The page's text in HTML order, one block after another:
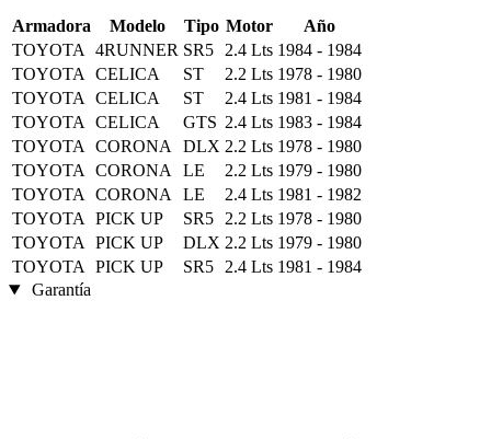
Armadora Modelo Tipo Motor
Año
TOYOTA
4RUNNER SR5 2.4 Lts 1984 - 1984
TOYOTA
CELICA ST 2.2 Lts 1978 - 1980
TOYOTA
CELICA ST 2.4 Lts 1981 - 1984
TOYOTA
CELICA GTS 2.4 Lts 1983 - 1984
TOYOTA
CORONA DLX 2.2 Lts 1978 - 1980
TOYOTA
CORONA LE 2.2 Lts 1979 - 1980
TOYOTA
CORONA LE 2.4 Lts 1981 - 1982
TOYOTA
PICK UP SR5 2.2 Lts 1978 - 1980
TOYOTA
PICK UP DLX 2.2 Lts 1979 - 1980
TOYOTA
PICK UP SR5 2.4 Lts 1981 - 1984
Garantía